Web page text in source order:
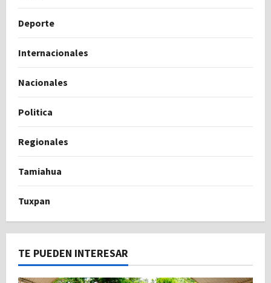
Deporte
Internacionales
Nacionales
Politica
Regionales
Tamiahua
Tuxpan
TE PUEDEN INTERESAR